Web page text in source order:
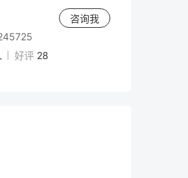
好评 28
咨询我